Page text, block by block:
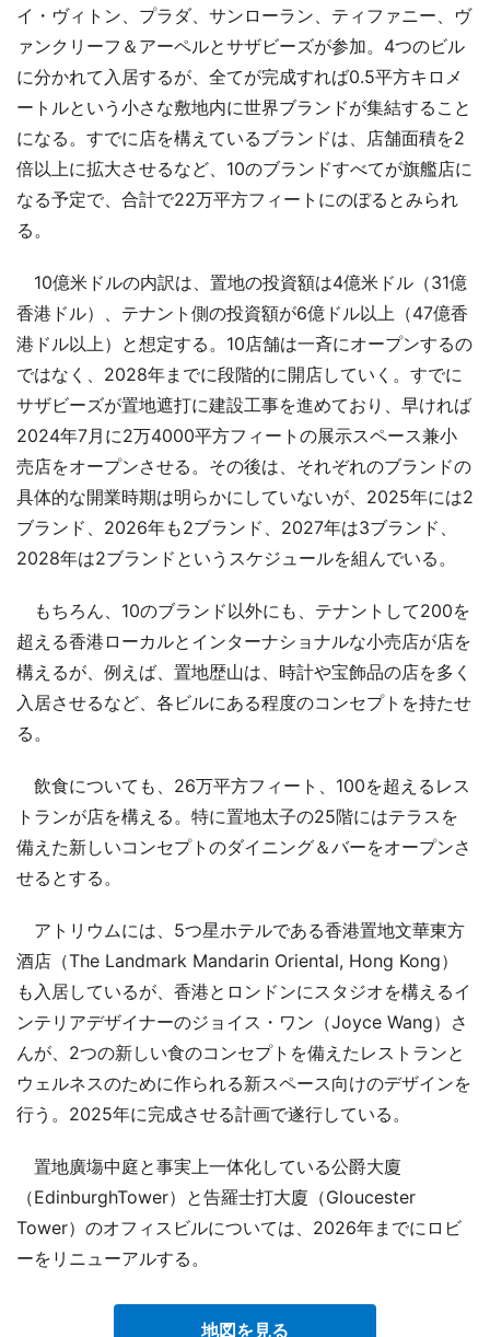
イ・ヴィトン、プラダ、サンローラン、ティファニー、ヴ
ァンクリーフ＆アーペルとサザビーズが参加。4つのビル
に分かれて入居するが、全てが完成すれば0.5平方キロメ
ートルという小さな敷地内に世界ブランドが集結すること
になる。すでに店を構えているブランドは、店舗面積を2
倍以上に拡大させるなど、10のブランドすべてが旗艦店に
なる予定で、合計で22万平方フィートにのぼるとみられ
る。
10億米ドルの内訳は、置地の投資額は4億米ドル（31億
香港ドル）、テナント側の投資額が6億ドル以上（47億香
港ドル以上）と想定する。10店舗は一斉にオープンするの
ではなく、2028年までに段階的に開店していく。すでに
サザビーズが置地遮打に建設工事を進めており、早ければ
2024年7月に2万4000平方フィートの展示スペース兼小
売店をオープンさせる。その後は、それぞれのブランドの
具体的な開業時期は明らかにしていないが、2025年には2
ブランド、2026年も2ブランド、2027年は3ブランド、
2028年は2ブランドというスケジュールを組んでいる。
もちろん、10のブランド以外にも、テナントして200を
超える香港ローカルとインターナショナルな小売店が店を
構えるが、例えば、置地歴山は、時計や宝飾品の店を多く
入居させるなど、各ビルにある程度のコンセプトを持たせ
る。
飲食についても、26万平方フィート、100を超えるレス
トランが店を構える。特に置地太子の25階にはテラスを
備えた新しいコンセプトのダイニング＆バーをオープンさ
せるとする。
アトリウムには、5つ星ホテルである香港置地文華東方
酒店（The Landmark Mandarin Oriental, Hong Kong）
も入居しているが、香港とロンドンにスタジオを構えるイ
ンテリアデザイナーのジョイス・ワン（Joyce Wang）さ
んが、2つの新しい食のコンセプトを備えたレストランと
ウェルネスのために作られる新スペース向けのデザインを
行う。2025年に完成させる計画で遂行している。
置地廣塲中庭と事実上一体化している公爵大廈
（EdinburghTower）と告羅士打大廈（Gloucester
Tower）のオフィスビルについては、2026年までにロビ
ーをリニューアルする。
地図を見る